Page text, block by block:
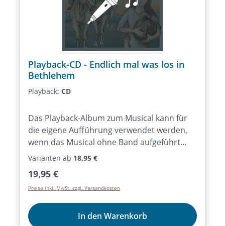
Playback-CD - Endlich mal was los in
Bethlehem
Playback: CD
Das Playback-Album zum Musical kann für
die eigene Aufführung verwendet werden,
wenn das Musical ohne Band aufgeführt
werden soll. Enthalten sind alle
Instrumentalversionen.
Varianten ab 18,95 €
Regulärer Preis:
19,95 €
Preise inkl. MwSt. zzgl. Versandkosten
In den Warenkorb